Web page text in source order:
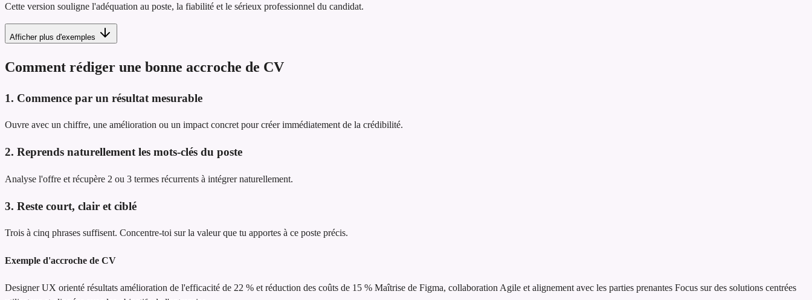
Cette version souligne l'adéquation au poste, la fiabilité et le sérieux professionnel du candidat.
Afficher plus d'exemples
Comment rédiger une bonne accroche de CV
1. Commence par un résultat mesurable
Ouvre avec un chiffre, une amélioration ou un impact concret pour créer immédiatement de la crédibilité.
2. Reprends naturellement les mots-clés du poste
Analyse l'offre et récupère 2 ou 3 termes récurrents à intégrer naturellement.
3. Reste court, clair et ciblé
Trois à cinq phrases suffisent. Concentre-toi sur la valeur que tu apportes à ce poste précis.
Exemple d'accroche de CV
Designer UX orienté résultats amélioration de l'efficacité de 22 % et réduction des coûts de 15 % Maîtrise de Figma, collaboration Agile et alignement avec les parties prenantes Focus sur des solutions centrées